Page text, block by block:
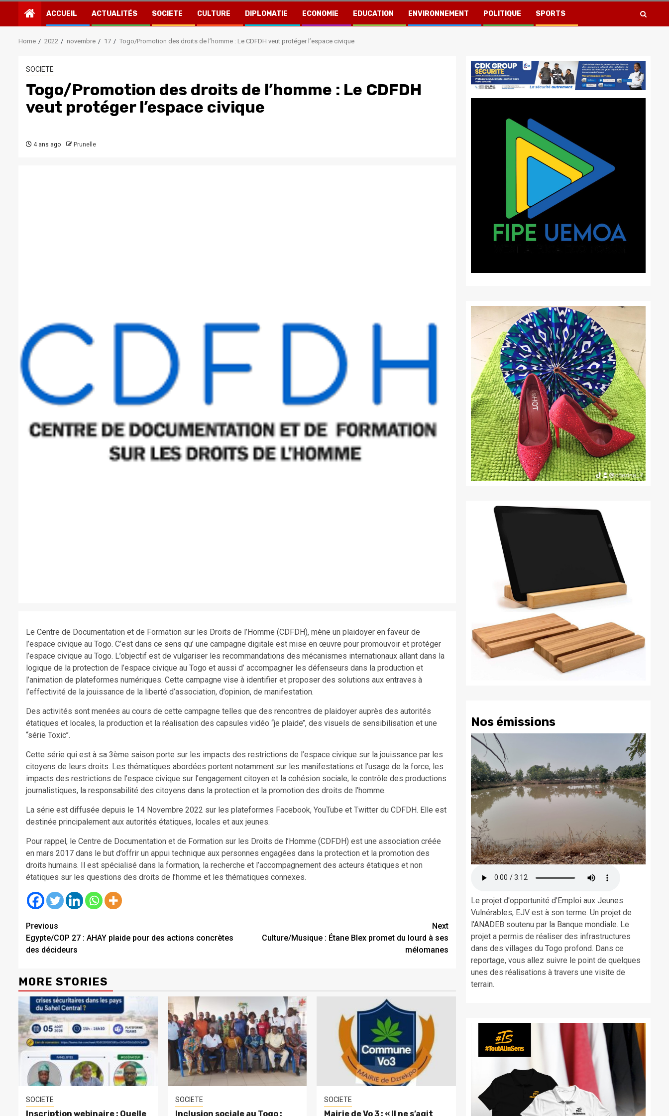
ACCUEIL ACTUALITÉS SOCIETE CULTURE DIPLOMATIE ECONOMIE EDUCATION ENVIRONNEMENT POLITIQUE SPORTS
Home 2022 novembre 17 Togo/Promotion des droits de l’homme : Le CDFDH veut protéger l’espace civique
SOCIETE
Togo/Promotion des droits de l’homme : Le CDFDH
veut protéger l’espace civique
4 ans ago Prunelle
Le Centre de Documentation et de Formation sur les Droits de l’Homme (CDFDH), mène un plaidoyer en faveur de
l’espace civique au Togo. C’est dans ce sens qu’ une campagne digitale est mise en œuvre pour promouvoir et protéger
l’espace civique au Togo. L’objectif est de vulgariser les recommandations des mécanismes internationaux allant dans la
logique de la protection de l’espace civique au Togo et aussi d’ accompagner les défenseurs dans la production et
l’animation de plateformes numériques. Cette campagne vise à identifier et proposer des solutions aux entraves à
l’effectivité de la jouissance de la liberté d’association, d’opinion, de manifestation.
Des activités sont menées au cours de cette campagne telles que des rencontres de plaidoyer auprès des autorités
étatiques et locales, la production et la réalisation des capsules vidéo ‘‘je plaide’’, des visuels de sensibilisation et une
‘‘série Toxic’’.
Cette série qui est à sa 3ème saison porte sur les impacts des restrictions de l’espace civique sur la jouissance par les
citoyens de leurs droits. Les thématiques abordées portent notamment sur les manifestations et l’usage de la force, les
impacts des restrictions de l’espace civique sur l’engagement citoyen et la cohésion sociale, le contrôle des productions
journalistiques, la responsabilité des citoyens dans la protection et la promotion des droits de l’homme.
La série est diffusée depuis le 14 Novembre 2022 sur les plateformes Facebook, YouTube et Twitter du CDFDH. Elle est
destinée principalement aux autorités étatiques, locales et aux jeunes.
Pour rappel, le Centre de Documentation et de Formation sur les Droits de l’Homme (CDFDH) est une association créée
en mars 2017 dans le but d’offrir un appui technique aux personnes engagées dans la protection et la promotion des
droits humains. Il est spécialisé dans la formation, la recherche et l’accompagnement des acteurs étatiques et non
étatiques sur les questions des droits de l’homme et les thématiques connexes.
Continue
Reading
Previous
Egypte/COP 27 : AHAY plaide pour des actions concrètes
des décideurs
Next
Culture/Musique : Étane Blex promet du lourd à ses
mélomanes
MORE STORIES
SOCIETE
Inscription webinaire : Quelle
SOCIETE
Inclusion sociale au Togo :
SOCIETE
Mairie de Vo 3 : « Il ne s’agit
Nos émissions
Le projet d'opportunité d'Emploi aux Jeunes
Vulnérables, EJV est à son terme. Un projet de
l'ANADEB soutenu par la Banque mondiale. Le
projet a permis de réaliser des infrastructures
dans des villages du Togo profond. Dans ce
reportage, vous allez suivre le point de quelques
unes des réalisations à travers une visite de
terrain.